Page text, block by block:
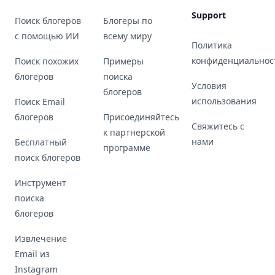
Поиск блогеров
с помощью ИИ
Поиск похожих
блогеров
Поиск Email
блогеров
Бесплатный
поиск блогеров
Инструмент
поиска
блогеров
Извлечение
Email из
Instagram
Блогеры по
всему миру
Примеры
поиска
блогеров
Присоединяйтесь
к партнерской
программе
Support
Политика
Условия
использования
Свяжитесь с
нами